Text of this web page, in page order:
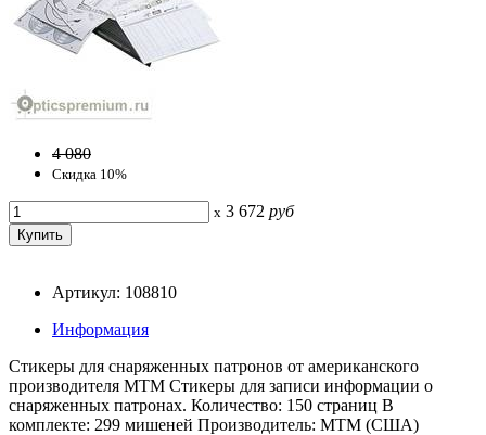
4 080
Скидка 10%
x 3 672 руб
Артикул: 108810
Информация
Стикеры для снаряженных патронов от американского
производителя MTM Стикеры для записи информации о
снаряженных патронах. Количество: 150 страниц В
комплекте: 299 мишеней Производитель: MTM (США)